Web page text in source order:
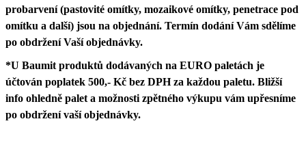
probarvení (pastovité omítky, mozaikové omítky, penetrace pod
omítku a další) jsou na objednání. Termín dodání Vám sdělíme
po obdržení Vaší objednávky.
*U Baumit produktů dodávaných na EURO paletách je
účtován poplatek 500,- Kč bez DPH za každou paletu. Bližší
info ohledně palet a možnosti zpětného výkupu vám upřesníme
po obdržení vaší objednávky.